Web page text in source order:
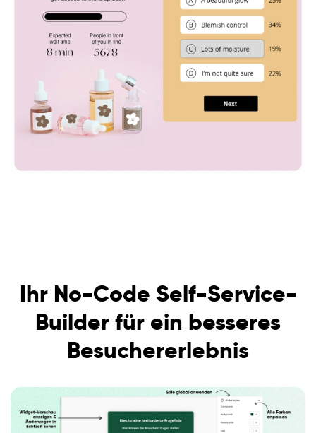
Ihr No-Code Self-Service-
Builder für ein besseres
Besuchererlebnis